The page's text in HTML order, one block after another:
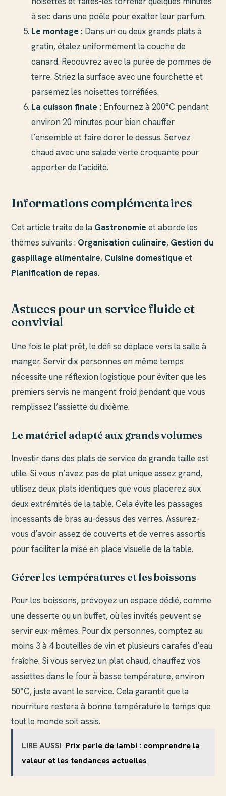
à sec dans une poêle pour exalter leur parfum.
Le montage : Dans un ou deux grands plats à
gratin, étalez uniformément la couche de
canard. Recouvrez avec la purée de pommes de
terre. Striez la surface avec une fourchette et
parsemez les noisettes torréfiées.
La cuisson finale : Enfournez à 200°C pendant
environ 20 minutes pour bien chauffer
l’ensemble et faire dorer le dessus. Servez
chaud avec une salade verte croquante pour
apporter de l’acidité.
Informations complémentaires
Cet article traite de la Gastronomie et aborde les
thèmes suivants : Organisation culinaire, Gestion du
gaspillage alimentaire, Cuisine domestique et
Planification de repas.
Astuces pour un service fluide et
convivial
Une fois le plat prêt, le défi se déplace vers la salle à
manger. Servir dix personnes en même temps
nécessite une réflexion logistique pour éviter que les
premiers servis ne mangent froid pendant que vous
remplissez l’assiette du dixième.
Le matériel adapté aux grands volumes
Investir dans des plats de service de grande taille est
utile. Si vous n’avez pas de plat unique assez grand,
utilisez deux plats identiques que vous placerez aux
deux extrémités de la table. Cela évite les passages
incessants de bras au-dessus des verres. Assurez-
vous d’avoir assez de couverts et de verres assortis
pour faciliter la mise en place visuelle de la table.
Gérer les températures et les boissons
Pour les boissons, prévoyez un espace dédié, comme
une desserte ou un buffet, où les invités peuvent se
servir eux-mêmes. Pour dix personnes, comptez au
moins 3 à 4 bouteilles de vin et plusieurs carafes d’eau
fraîche. Si vous servez un plat chaud, chauffez vos
assiettes dans le four à basse température, environ
50°C, juste avant le service. Cela garantit que la
nourriture restera à bonne température le temps que
tout le monde soit assis.
LIRE AUSSI Prix perle de lambi : comprendre la
valeur et les tendances actuelles